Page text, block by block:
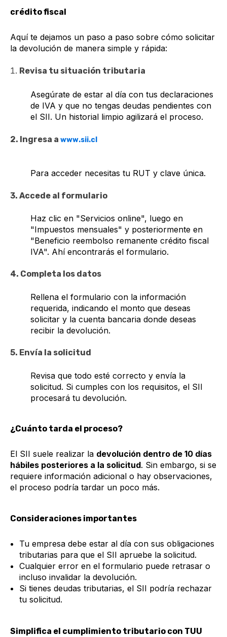
crédito fiscal
Aquí te dejamos un paso a paso sobre cómo solicitar
la devolución de manera simple y rápida:
Revisa tu situación tributaria
Asegúrate de estar al día con tus declaraciones
de IVA y que no tengas deudas pendientes con
el SII. Un historial limpio agilizará el proceso.
2. Ingresa a www.sii.cl
Para acceder necesitas tu RUT y clave única.
3. Accede al formulario
Haz clic en "Servicios online", luego en
"Impuestos mensuales" y posteriormente en
"Beneficio reembolso remanente crédito fiscal
IVA". Ahí encontrarás el formulario.
4. Completa los datos
Rellena el formulario con la información
requerida, indicando el monto que deseas
solicitar y la cuenta bancaria donde deseas
recibir la devolución.
5. Envía la solicitud
Revisa que todo esté correcto y envía la
solicitud. Si cumples con los requisitos, el SII
procesará tu devolución.
¿Cuánto tarda el proceso?
El SII suele realizar la devolución dentro de 10 días
hábiles posteriores a la solicitud. Sin embargo, si se
requiere información adicional o hay observaciones,
el proceso podría tardar un poco más.
Consideraciones importantes
Tu empresa debe estar al día con sus obligaciones
tributarias para que el SII apruebe la solicitud.
Cualquier error en el formulario puede retrasar o
incluso invalidar la devolución.
Si tienes deudas tributarias, el SII podría rechazar
tu solicitud.
Simplifica el cumplimiento tributario con TUU